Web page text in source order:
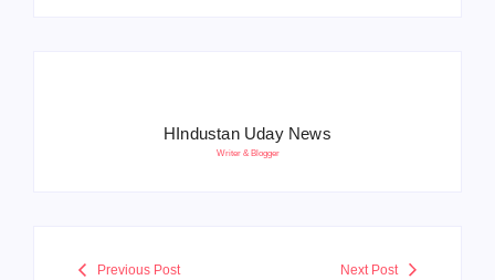
HIndustan Uday News
Writer & Blogger
Previous Post Next Post